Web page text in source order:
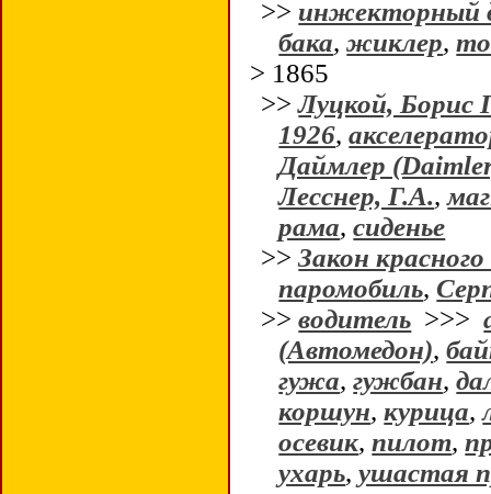
>> инжекторный
бака,жиклер,
> 1865
>>Луцкой, Борис
1926,
Даймлер
Лесснер, Г.А.,
рама,сиденье
>>Закон
паромобиль,
>>водитель >>>
(Автомедон),
гужа,гужбан,
коршун,курица,
осевик,пилот,
ухарь,ушастая